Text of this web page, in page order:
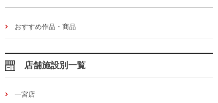
おすすめ作品・商品
店舗施設別一覧
一宮店